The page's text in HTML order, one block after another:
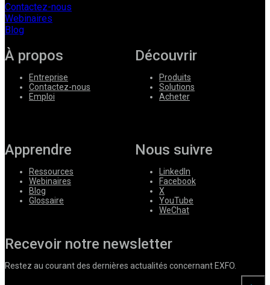
Contactez-nous
Webinaires
Blog
À propos
Entreprise
Contactez-nous
Emploi
Découvrir
Produits
Solutions
Acheter
Apprendre
Ressources
Webinaires
Blog
Glossaire
Nous suivre
LinkedIn
Facebook
X
YouTube
WeChat
Recevoir notre newsletter
Restez au courant des dernières actualités concernant EXFO.